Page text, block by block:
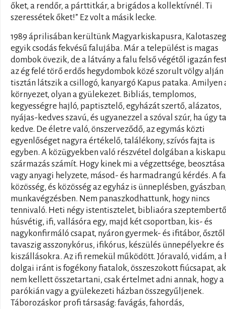
őket, a rendőr, a párttitkár, a brigádos a kollektívnél. Ti
szeressétek őket!” Ez volt a másik lecke.
1989 áprilisában kerültünk Magyarkiskapusra, Kalotaszeg
egyik csodás fekvésű falujába. Már a települést is magas
dombok övezik, de a látvány a falu felső végétől igazán
az ég felé törő erdős hegydombok közé szorult völgy alján
tisztán látszik a csillogó, kanyargó Kapus pataka. Amilyen
környezet, olyan a gyülekezet. Bibliás, templomos,
kegyességre hajló, paptisztelő, egyházát szertő, alázatos,
nyájas-kedves szavú, és ugyanezzel a szóval szúr, ha úgy
kedve. De életre való, önszerveződő, az egymás közti
egyenlőséget nagyra értékelő, találékony, szívós fajta is
egyben. A közügyekben való részvétel dolgában a
származás számít. Hogy kinek mi a végzettsége, beosztása
vagy anyagi helyzete, másod- és harmadrangú kérdés. A
közösség, és közösség az egyház is ünneplésben,
munkavégzésben. Nem panaszkodhattunk, hogy nincs
tennivaló. Heti négy istentisztelet, bibliaóra
húsvétig, ifi, vallásóra egy, majd két csoportban, kis- és
nagykonfirmáló csapat, nyáron gyermek- és ifitábor, ősztől
tavaszig asszonykórus, ifikórus, készülés ünnepélyekre és
kiszállásokra. Az ifi remekül működött. Jóravaló, vidám, a
dolgai iránt is fogékony fiatalok, összeszokott fiúcsapat,
nem kellett összetartani, csak értelmet adni annak, hogy a
parókián vagy a gyülekezeti házban összegyűljenek.
Táborozáskor profi társaság: favágás, fahordás,